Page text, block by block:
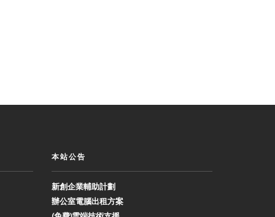
本站公告
新創企業輔助計劃
辦公室電腦出租方案